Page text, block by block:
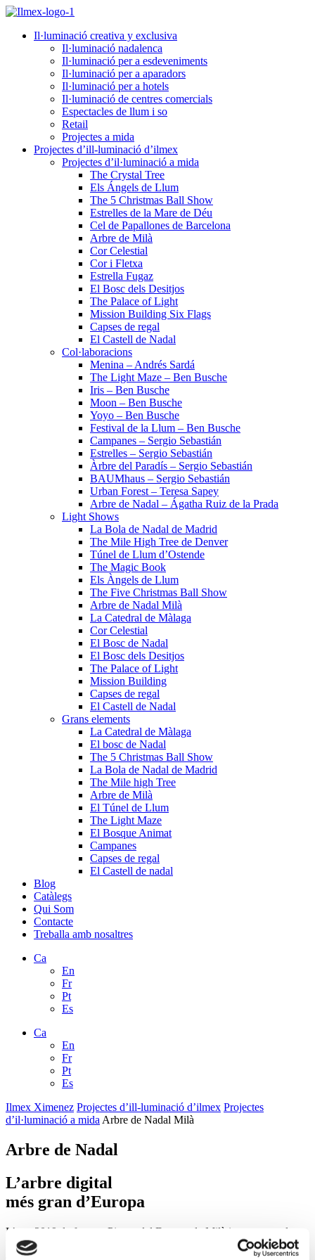
Il·luminació creativa y exclusiva
Il·luminació nadalenca
Il·luminació per a esdeveniments
Il·luminació per a aparadors
Il·luminació per a hotels
Il·luminació de centres comercials
Espectacles de llum i so
Retail
Projectes a mida
Projectes d’ill-luminació d’ilmex
Projectes d’il·luminació a mida
The Crystal Tree
Els Ángels de Llum
The 5 Christmas Ball Show
Estrelles de la Mare de Déu
Cel de Papallones de Barcelona
Arbre de Milà
Cor Celestial
Cor i Fletxa
Estrella Fugaz
El Bosc dels Desitjos
The Palace of Light
Mission Building Six Flags
Capses de regal
El Castell de Nadal
Col·laboracions
Menina – Andrés Sardá
The Light Maze – Ben Busche
Iris – Ben Busche
Moon – Ben Busche
Yoyo – Ben Busche
Festival de la Llum – Ben Busche
Campanes – Sergio Sebastián
Estrelles – Sergio Sebastián
Àrbre del Paradís – Sergio Sebastián
BAUMhaus – Sergio Sebastián
Urban Forest – Teresa Sapey
Arbre de Nadal – Ágatha Ruiz de la Prada
Light Shows
La Bola de Nadal de Madrid
The Mile High Tree de Denver
Túnel de Llum d’Ostende
The Magic Book
Els Àngels de Llum
The Five Christmas Ball Show
Arbre de Nadal Milà
La Catedral de Màlaga
Cor Celestial
El Bosc de Nadal
El Bosc dels Desitjos
The Palace of Light
Mission Building
Capses de regal
El Castell de Nadal
Grans elements
La Catedral de Màlaga
El bosc de Nadal
The 5 Christmas Ball Show
La Bola de Nadal de Madrid
The Mile high Tree
Arbre de Milà
El Túnel de Llum
The Light Maze
El Bosque Animat
Campanes
Capses de regal
El Castell de nadal
Blog
Catàlegs
Qui Som
Contacte
Treballa amb nosaltres
Ca
En
Fr
Pt
Es
Ca
En
Fr
Pt
Es
Ilmex Ximenez Projectes d’ill-luminació d’ilmex Projectes
d’il·luminació a mida Arbre de Nadal Milà
Arbre de Nadal
L’arbre digital
més gran d’Europa
L’any 2019, la famosa Piazza del Duomo de Milà inaugurava el
Nadal amb l’encesa de
l’arbre de Nadal més gran d’Europa
compost per 100.000 llums LED
. Milers de persones es van reunir